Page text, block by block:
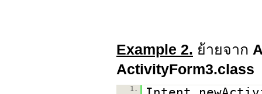
Example 2. ย้ายจาก
ActivityForm3.class
1.